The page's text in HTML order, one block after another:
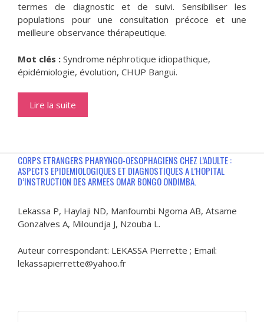
termes de diagnostic et de suivi. Sensibiliser les
populations pour une consultation précoce et une
meilleure observance thérapeutique.
Mot clés : Syndrome néphrotique idiopathique,
épidémiologie, évolution, CHUP Bangui.
Lire la suite
CORPS ETRANGERS PHARYNGO-OESOPHAGIENS CHEZ L’ADULTE :
ASPECTS EPIDEMIOLOGIQUES ET DIAGNOSTIQUES A L’HOPITAL
D’INSTRUCTION DES ARMEES OMAR BONGO ONDIMBA.
Lekassa P, Haylaji ND, Manfoumbi Ngoma AB, Atsame
Gonzalves A, Miloundja J, Nzouba L.
Auteur correspondant: LEKASSA Pierrette ; Email:
lekassapierrette@yahoo.fr